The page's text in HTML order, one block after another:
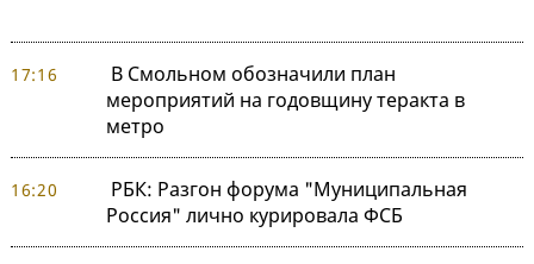
17:16
В Смольном обозначили план
мероприятий на годовщину теракта в
метро
16:20
РБК: Разгон форума "Муниципальная
Россия" лично курировала ФСБ